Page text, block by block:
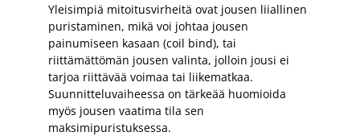
Yleisimpiä mitoitusvirheitä ovat jousen liiallinen
puristaminen, mikä voi johtaa jousen
painumiseen kasaan (coil bind), tai
riittämättömän jousen valinta, jolloin jousi ei
tarjoa riittävää voimaa tai liikematkaa.
Suunnitteluvaiheessa on tärkeää huomioida
myös jousen vaatima tila sen
maksimipuristuksessa.